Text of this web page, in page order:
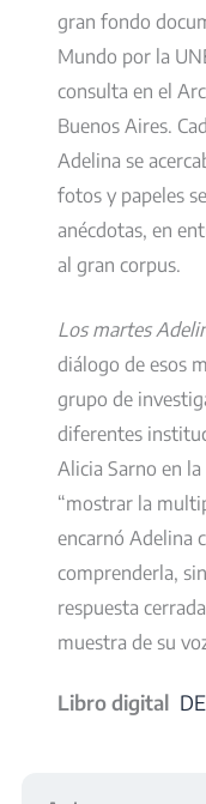
gran fondo
Mundo por la
consulta en el
Buenos Aires.
Adelina se
fotos y papeles
anécdotas, en
al gran corpus.
Los martes
diálogo de esos
grupo de
diferentes
Alicia Sarno en
“mostrar la
encarnó Adelina
comprenderla,
respuesta
muestra de su
Libro digital